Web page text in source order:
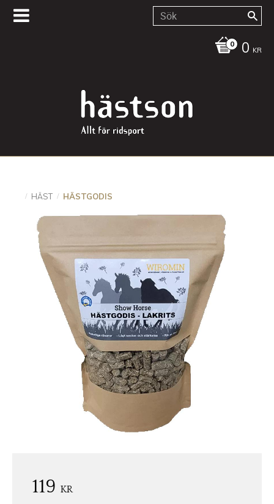
0 KR
HÄST HÄSTGODIS
119 KR